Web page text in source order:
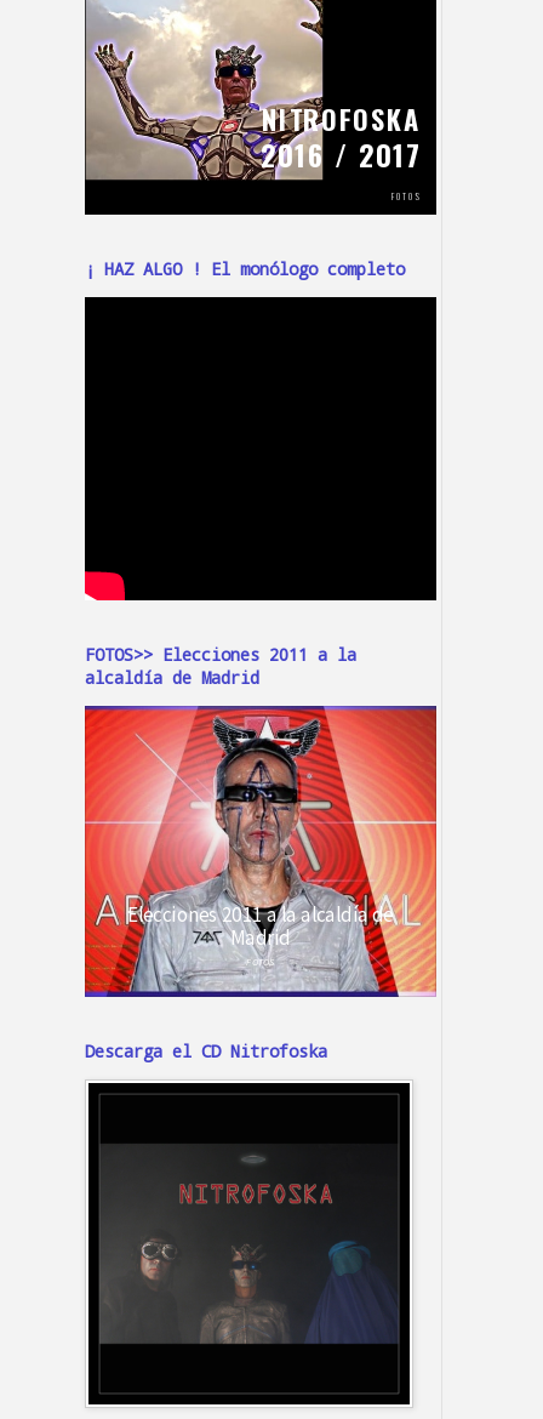
¡ HAZ ALGO ! El monólogo completo
FOTOS>> Elecciones 2011 a la
alcaldía de Madrid
Descarga el CD Nitrofoska